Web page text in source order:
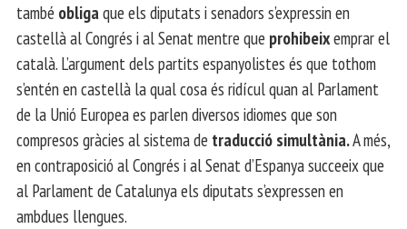
també obligaque els diputats i senadors s’expressin en
castellà al Congrés i al Senat mentre que prohibeixemprar el
català. L’argument dels partits espanyolistes és que tothom
s’entén en castellà la qual cosa és ridícul quan al Parlament
de la Unió Europea es parlen diversos idiomes que son
compresos gràcies al sistema de traducció simultània.A més,
en contraposició al Congrés i al Senat d’Espanya succeeix que
al Parlament de Catalunya els diputats s’expressen en
ambdues llengues.